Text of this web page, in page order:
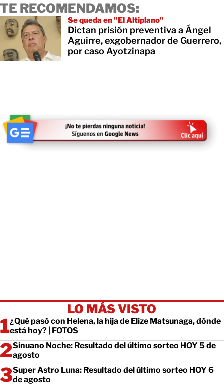
TE RECOMENDAMOS:
Se queda en "El Altiplano"
Dictan prisión preventiva a Ángel
Aguirre, exgobernador de Guerrero,
por caso Ayotzinapa
LO MÁS VISTO
¿Qué pasó con Helena, la hija de Elize Matsunaga, dónde
está hoy? | FOTOS
Sinuano Noche: Resultado del último sorteo HOY 5 de
agosto
Super Astro Luna: Resultado del último sorteo HOY 6
de agosto